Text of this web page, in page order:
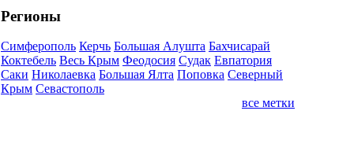
Регионы
Симферополь Керчь Большая Алушта Бахчисарай
Коктебель Весь Крым Феодосия Судак Евпатория
Саки Николаевка Большая Ялта Поповка Северный
Крым Севастополь
все метки